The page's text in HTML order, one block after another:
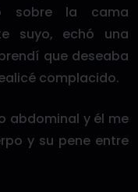
sobre la cama
suyo, echó una
que deseaba
complacido.
abdominal y él me
y su pene entre